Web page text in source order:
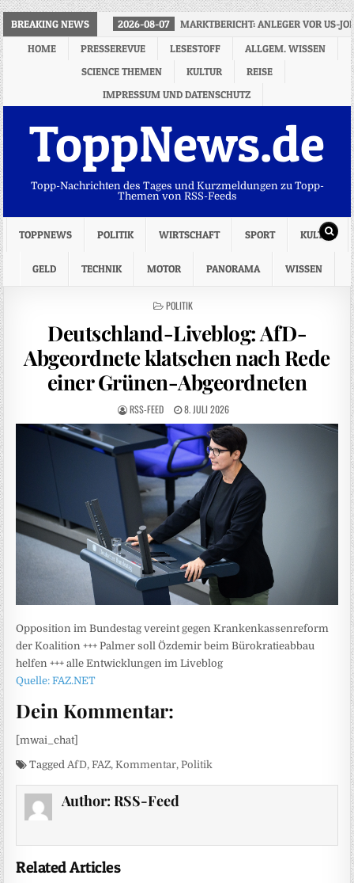
BREAKING NEWS 2026-08-07
MARKTBERICHT: ANLEGER VOR US-
HOME
PRESSEREVUE LESESTOFF
ALLGEM. WISSEN
SCIENCE THEMEN
KULTUR
REISE
IMPRESSUM UND DATENSCHUTZ
ToppNews.de
Topp-Nachrichten des Tages und Kurzmeldungen zu Topp-
Themen von RSS-Feeds
TOPPNEWS POLITIK WIRTSCHAFT SPORT KULTUR
GELD TECHNIK MOTOR PANORAMA WISSEN
POSTED
POLITIK
Deutschland-Liveblog: AfD-
Abgeordnete klatschen nach Rede
einer Grünen-Abgeordneten
RSS-FEED 8. JULI 2026
Opposition im Bundestag vereint gegen Krankenkassenreform
der Koalition +++ Palmer soll Özdemir beim Bürokratieabbau
helfen +++ alle Entwicklungen im Liveblog
Quelle: FAZ.NET
Dein Kommentar:
[mwai_chat]
Tagged AfD,FAZ,Kommentar, Politik
Author: RSS-Feed
Related Articles